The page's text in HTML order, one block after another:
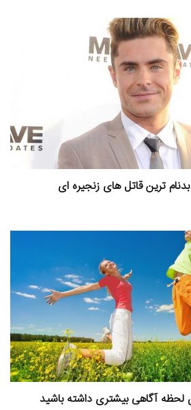
ترین قاتل های زنجیره ای
لحظه آگاهی بیشتری داشته باشید